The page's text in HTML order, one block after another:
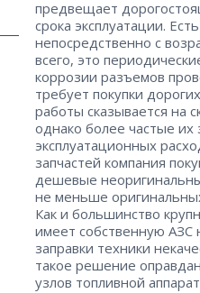
предвещает
срока эксплуатации.
непосредственно с
всего, это
коррозии разъемов
требует покупки
работы сказывается на
однако более частые их
эксплуатационных
запчастей компания
дешевые
не меньше
Как и большинство
имеет собственную АЗС
заправки техники
такое решение
узлов топливной